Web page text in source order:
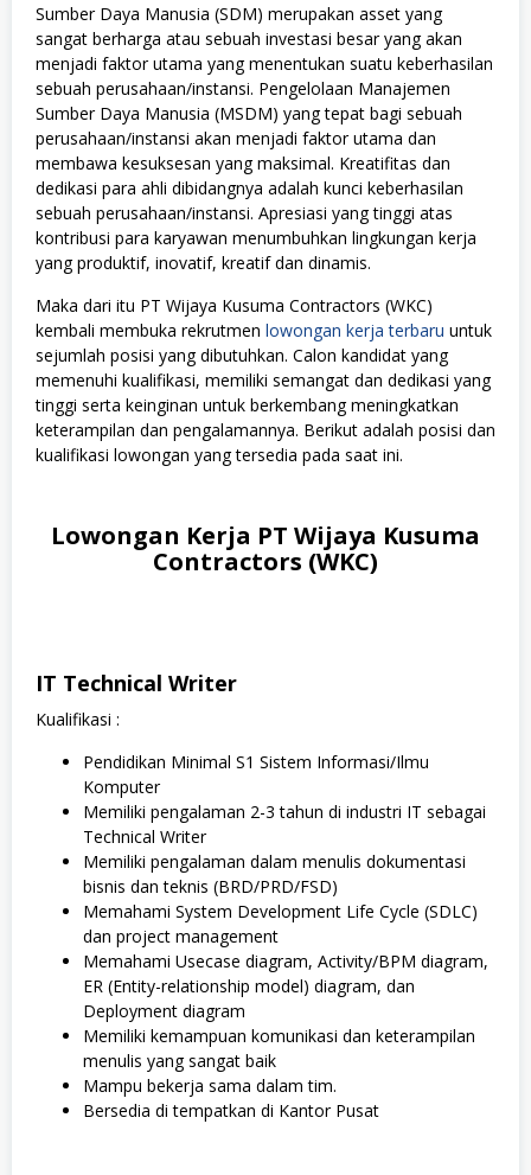
Sumber Daya Manusia (SDM) merupakan asset yang
sangat berharga atau sebuah investasi besar yang akan
menjadi faktor utama yang menentukan suatu keberhasilan
sebuah perusahaan/instansi. Pengelolaan Manajemen
Sumber Daya Manusia (MSDM) yang tepat bagi sebuah
perusahaan/instansi akan menjadi faktor utama dan
membawa kesuksesan yang maksimal. Kreatifitas dan
dedikasi para ahli dibidangnya adalah kunci keberhasilan
sebuah perusahaan/instansi. Apresiasi yang tinggi atas
kontribusi para karyawan menumbuhkan lingkungan kerja
yang produktif, inovatif, kreatif dan dinamis.
Maka dari itu PT Wijaya Kusuma Contractors (WKC)
kembali membuka rekrutmen lowongan kerja terbaru untuk
sejumlah posisi yang dibutuhkan. Calon kandidat yang
memenuhi kualifikasi, memiliki semangat dan dedikasi yang
tinggi serta keinginan untuk berkembang meningkatkan
keterampilan dan pengalamannya. Berikut adalah posisi dan
kualifikasi lowongan yang tersedia pada saat ini.
Lowongan Kerja PT Wijaya Kusuma
Contractors (WKC)
IT Technical Writer
Kualifikasi :
Pendidikan Minimal S1 Sistem Informasi/Ilmu
Komputer
Memiliki pengalaman 2-3 tahun di industri IT sebagai
Technical Writer
Memiliki pengalaman dalam menulis dokumentasi
bisnis dan teknis (BRD/PRD/FSD)
Memahami System Development Life Cycle (SDLC)
dan project management
Memahami Usecase diagram, Activity/BPM diagram,
ER (Entity-relationship model) diagram, dan
Deployment diagram
Memiliki kemampuan komunikasi dan keterampilan
menulis yang sangat baik
Mampu bekerja sama dalam tim.
Bersedia di tempatkan di Kantor Pusat